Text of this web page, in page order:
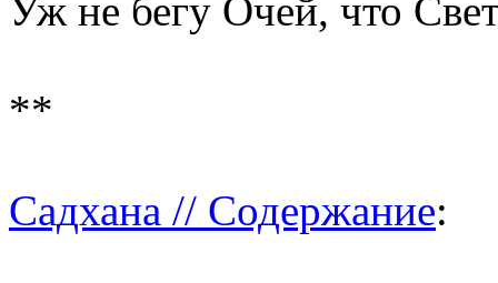
Уж не бегу Очей, что
**
Садхана // Содержание: